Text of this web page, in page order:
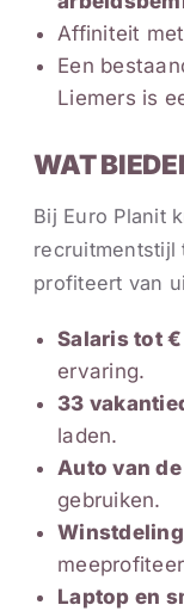
Affiniteit
Een
Liemers is
WAT
Bij Euro Planit
recruitmentstijl
profiteert van
Salaris tot
ervaring.
33
laden.
Auto van
gebruiken.
Laptop en